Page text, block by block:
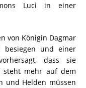
Luci in einer
von Königin Dagmar
und einer
dass sie
steht mehr auf dem
und Helden müssen